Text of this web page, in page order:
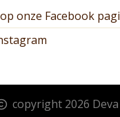
onze Facebook
copyright 2026 Deva